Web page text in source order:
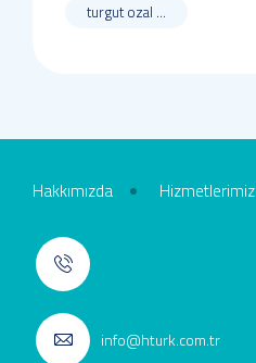
turgut ozal ...
Hakkımızda Hizmetlerimiz
info@hturk.com.tr